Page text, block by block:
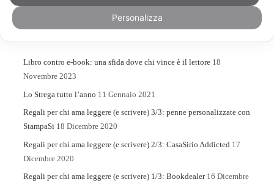
Search
Libro contro e-book: una sfida dove chi vince è il lettore 18
Novembre 2023
Lo Strega tutto l’anno 11 Gennaio 2021
Regali per chi ama leggere (e scrivere) 3/3: penne personalizzate con
StampaSi 18 Dicembre 2020
Regali per chi ama leggere (e scrivere) 2/3: CasaSirio Addicted 17
Dicembre 2020
Regali per chi ama leggere (e scrivere) 1/3: Bookdealer 16 Dicembre
Personalizza